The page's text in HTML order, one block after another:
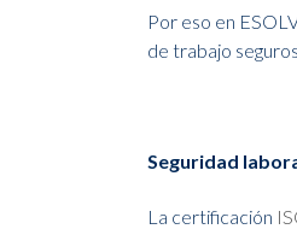
Por eso en
de trabajo
Seguridad
La certificación